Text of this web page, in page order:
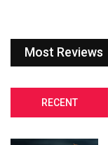
Most Reviews
RECENT